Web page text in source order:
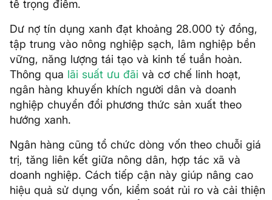
tế trọng điểm.
Dư nợ tín dụng xanh đạt khoảng 28.000 tỷ đồng,
tập trung vào nông nghiệp sạch, lâm nghiệp bền
vững, năng lượng tái tạo và kinh tế tuần hoàn.
Thông qua lãi suất ưu đãi và cơ chế linh hoạt,
ngân hàng khuyến khích người dân và doanh
nghiệp chuyển đổi phương thức sản xuất theo
hướng xanh.
Ngân hàng cũng tổ chức dòng vốn theo chuỗi giá
trị, tăng liên kết giữa nông dân, hợp tác xã và
doanh nghiệp. Cách tiếp cận này giúp nâng cao
hiệu quả sử dụng vốn, kiểm soát rủi ro và cải thiện